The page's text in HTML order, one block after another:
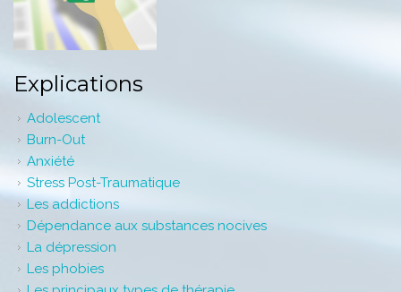
Explications
Adolescent
Burn-Out
Anxiété
Stress Post-Traumatique
Les addictions
Dépendance aux substances nocives
La dépression
Les phobies